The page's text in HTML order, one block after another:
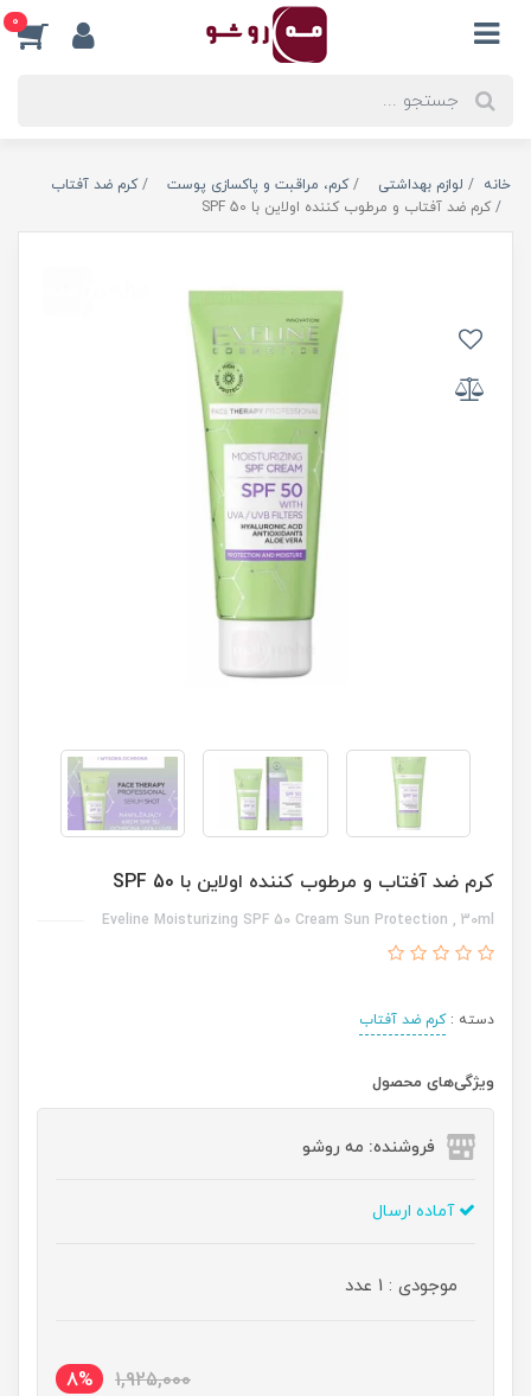
0
خانه لوازم بهداشتی کرم، مراقبت و پاکسازی پوست
کرم ضد آفتاب
کرم ضد آفتاب و مرطوب کننده اولاین با SPF 50
کرم ضد آفتاب و مرطوب کننده اولاین با SPF 50
Eveline Moisturizing SPF 50 Cream Sun Protection , 30ml
دسته :کرم ضد آفتاب
ویژگی‌های محصول
فروشنده: مه رو‌شو
آماده ارسال
موجودی : 1 عدد
1,925,000
8%